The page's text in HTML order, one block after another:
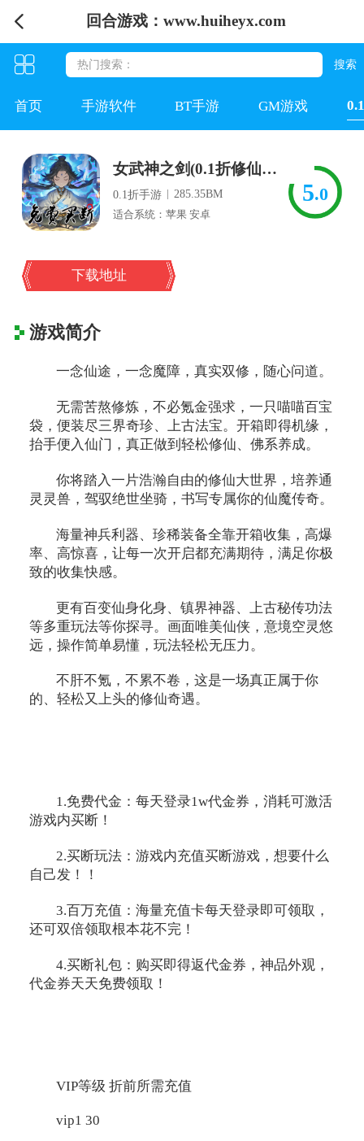
回合游戏：www.huiheyx.com
首页 手游软件 BT手游 GM游戏
女武神之剑(0.1折修仙买断版)
0.1折手游 | 285.35BM
适合系统：苹果 安卓
5.0
下载地址
游戏简介
一念仙途，一念魔障，真实双修，随心问道。
无需苦熬修炼，不必氪金强求，一只喵喵百宝
袋，便装尽三界奇珍、上古法宝。开箱即得机缘，
抬手便入仙门，真正做到轻松修仙、佛系养成。
你将踏入一片浩瀚自由的修仙大世界，培养通
灵灵兽，驾驭绝世坐骑，书写专属你的仙魔传奇。
海量神兵利器、珍稀装备全靠开箱收集，高爆
率、高惊喜，让每一次开启都充满期待，满足你极
致的收集快感。
更有百变仙身化身、镇界神器、上古秘传功法
等多重玩法等你探寻。画面唯美仙侠，意境空灵悠
远，操作简单易懂，玩法轻松无压力。
不肝不氪，不累不卷，这是一场真正属于你
的、轻松又上头的修仙奇遇。
1.免费代金：每天登录1w代金券，消耗可激活
游戏内买断！
2.买断玩法：游戏内充值买断游戏，想要什么
自己发！！
3.百万充值：海量充值卡每天登录即可领取，
还可双倍领取根本花不完！
4.买断礼包：购买即得返代金券，神品外观，
代金券天天免费领取！
VIP等级 折前所需充值
vip1 30